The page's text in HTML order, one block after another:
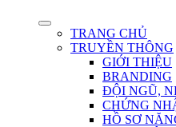
TRANG CHỦ
TRUYỀN THÔNG
GIỚI THIỆU
BRANDING
ĐỘI NGŨ,
CHỨNG
HỒ SƠ